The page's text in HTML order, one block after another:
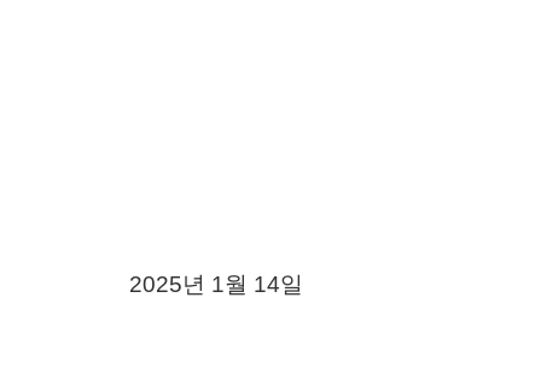
2025년 1월 14일